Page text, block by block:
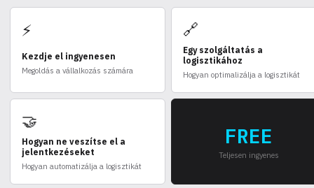
⚡
Kezdje el ingyenesen
Megoldás a vállalkozás számára
🔗
Egy szolgáltatás a
logisztikához
Hogyan optimalizálja a logisztikát
🤝
Hogyan ne veszítse el a
jelentkezéseket
Hogyan automatizálja a logisztikát
FREE
Teljesen ingyenes